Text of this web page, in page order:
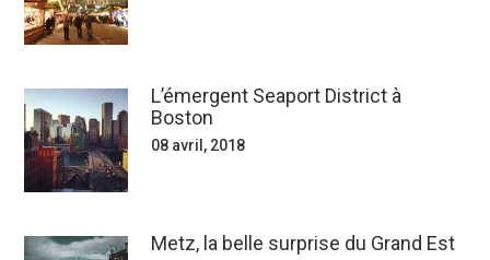
L’émergent Seaport District à
Boston
08 avril, 2018
Metz, la belle surprise du Grand Est